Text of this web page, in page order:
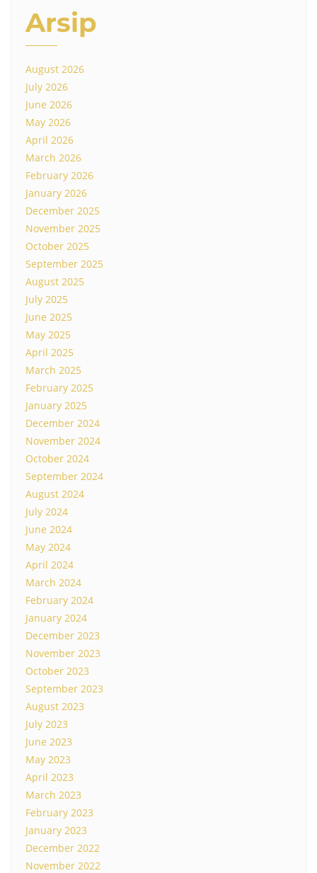
Arsip
August 2026
July 2026
June 2026
May 2026
April 2026
March 2026
February 2026
January 2026
December 2025
November 2025
October 2025
September 2025
August 2025
July 2025
June 2025
May 2025
April 2025
March 2025
February 2025
January 2025
December 2024
November 2024
October 2024
September 2024
August 2024
July 2024
June 2024
May 2024
April 2024
March 2024
February 2024
January 2024
December 2023
November 2023
October 2023
September 2023
August 2023
July 2023
June 2023
May 2023
April 2023
March 2023
February 2023
January 2023
December 2022
November 2022